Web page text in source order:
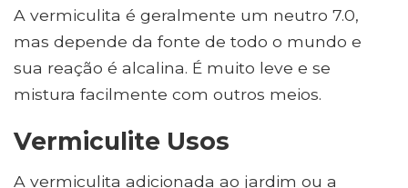
A vermiculita é geralmente um neutro 7.0,
mas depende da fonte de todo o mundo e
sua reação é alcalina. É muito leve e se
mistura facilmente com outros meios.
Vermiculite Usos
A vermiculita adicionada ao jardim ou a